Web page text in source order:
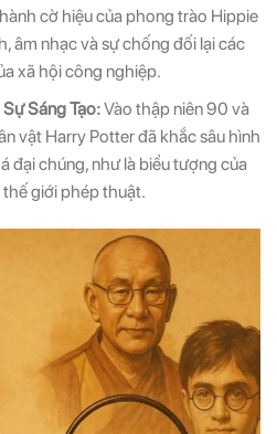
cờ hiệu của phong trào Hippie
âm nhạc và sự chống đối lại các
xã hội công nghiệp.
Sáng Tạo:Vào thập niên 90 và
vật Harry Potter đã khắc sâu hình
đại chúng, như là biểu tượng của
giới phép thuật.